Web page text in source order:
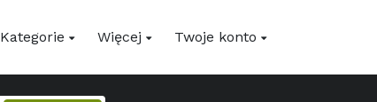
Kategorie Więcej Twoje konto